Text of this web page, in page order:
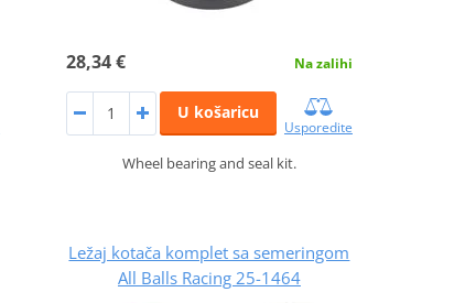
28,34 € Na zalihi
U košaricu
Usporedite
Wheel bearing and seal kit.
Ležaj kotača komplet sa semeringom
All Balls Racing 25-1464